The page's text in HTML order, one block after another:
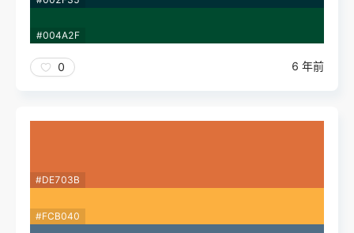
#004A2F
0 6 年前
#DE703B
#FCB040